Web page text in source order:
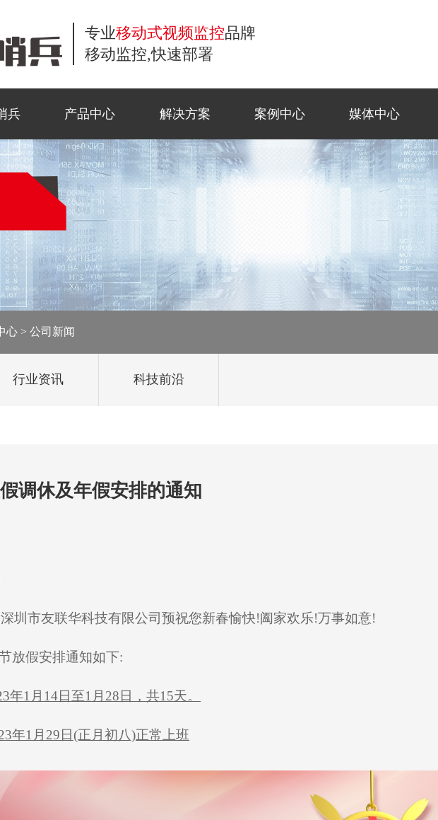
专业移动式视频监控品牌
移动监控,快速部署
兵 产品中心
小哨兵移动监控
移动监控
小哨兵移
风光互补移动监控
移动布控球
金字塔移动监控
三脚架移动监控
太阳能监控
雪橇移动监控
解决方案
商业应用
商业应
公共安全
案例中心
工地监控
工地监
野外巡防
石油监控
活动监控
园区智测
媒体中心
公司新闻
公司新
行业资讯
科技前沿
常见问题解答
常见问题
服务流程
资料下载
视频中心
联系方式
联系方
在线留言
招贤纳士
法律声明
合作模式
心 > 公司新闻
行业资讯 科技前沿
调休及年假安排的通知
圳市友联华科技有限公司预祝您新春愉快!阖家欢乐!万事如意!
放假安排通知如下:
年1月14日至1月28日，共15天。
年1月29日(正月初八)正常上班